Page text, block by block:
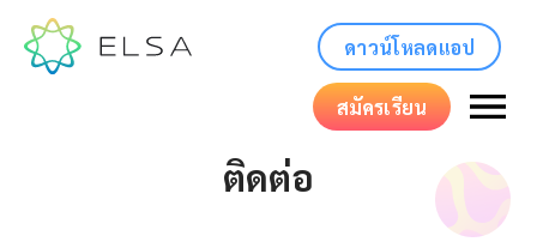
ดาวน์โหลดแอป
สมัครเรียน
ติดต่อ